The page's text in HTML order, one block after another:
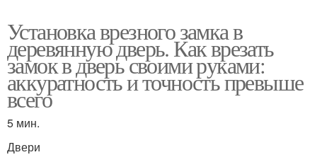
Установка врезного замка в
деревянную дверь. Как врезать
замок в дверь своими руками:
аккуратность и точность превыше
всего
5 мин.
Двери